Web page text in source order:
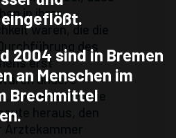
in ihrer
waren, die die
des
erst
andere
so redet sich die
heraus, den
Ärztekammer
2004 sind in Bremen
an Menschen im
Brechmittel